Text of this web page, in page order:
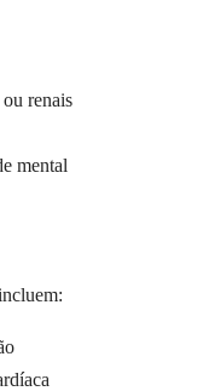
ou renais
mental